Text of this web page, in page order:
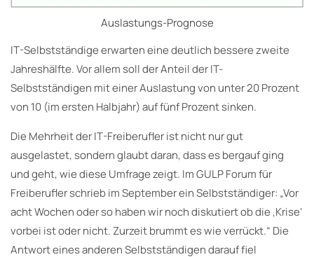
Auslastungs-Prognose
IT-Selbstständige erwarten eine deutlich bessere zweite
Jahreshälfte. Vor allem soll der Anteil der IT-
Selbstständigen mit einer Auslastung von unter 20 Prozent
von 10 (im ersten Halbjahr) auf fünf Prozent sinken.
Die Mehrheit der IT-Freiberufler ist nicht nur gut
ausgelastet, sondern glaubt daran, dass es bergauf ging
und geht, wie diese Umfrage zeigt. Im GULP Forum für
Freiberufler schrieb im September ein Selbstständiger: „Vor
acht Wochen oder so haben wir noch diskutiert ob die ‚Krise‘
vorbei ist oder nicht. Zurzeit brummt es wie verrückt.“ Die
Antwort eines anderen Selbstständigen darauf fiel